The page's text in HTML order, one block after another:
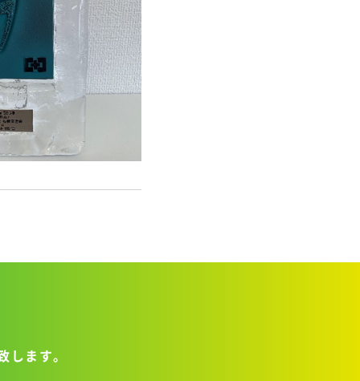
します。